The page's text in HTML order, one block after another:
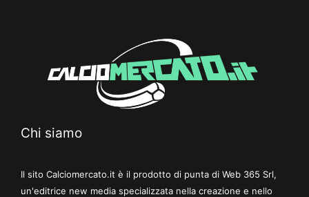
Chi siamo
Il sito Calciomercato.it è il prodotto di punta di Web 365 Srl,
un'editrice new media specializzata nella creazione e nello